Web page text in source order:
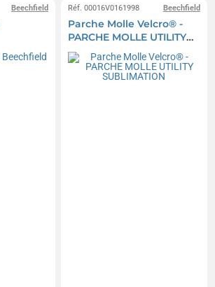
Beechfield Beechfield
Réf. 00016V0161998
Parche Molle Velcro® -
PARCHE MOLLE UTILITY
SUBLIMATION